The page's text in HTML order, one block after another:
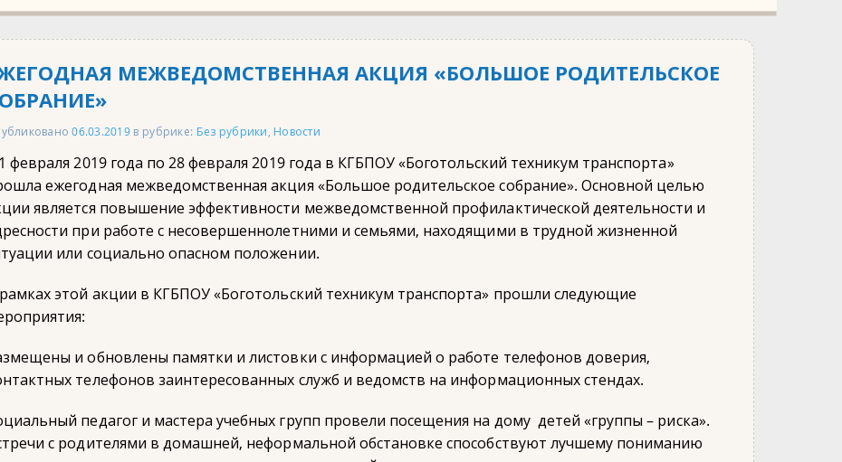
МЕЖВЕДОМСТВЕННАЯ АКЦИЯ «БОЛЬШОЕ РОДИТЕЛЬСКОЕ
06.03.2019 в рубрике: Без рубрики Новости
февраля 2019 года по 28 февраля 2019 года в КГБПОУ «Боготольский техникум транспорта»
ежегодная межведомственная акция «Большое родительское собрание». Основной целью
является повышение эффективности межведомственной профилактической деятельности и
при работе с несовершеннолетними и семьями, находящими в трудной жизненной
или социально опасном положении.
этой акции в КГБПОУ «Боготольский техникум транспорта» прошли следующие
и обновлены памятки и листовки с информацией о работе телефонов доверия,
телефонов заинтересованных служб и ведомств на информационных стендах.
педагог и мастера учебных групп провели посещения на дому детей «группы – риска».
с родителями в домашней, неформальной обстановке способствуют лучшему пониманию